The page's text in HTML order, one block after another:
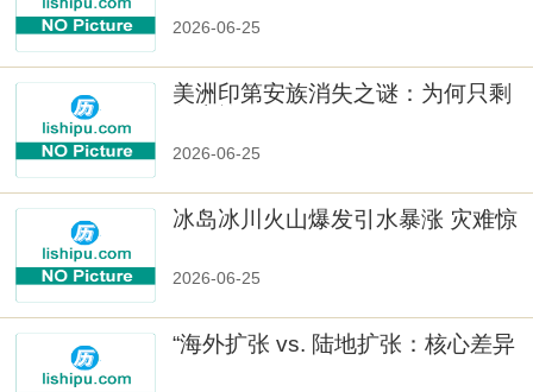
2026-06-25
美洲印第安族消失之谜：为何只剩
2026-06-25
冰岛冰川火山爆发引水暴涨 灾难惊
2026-06-25
“海外扩张 vs. 陆地扩张：核心差异